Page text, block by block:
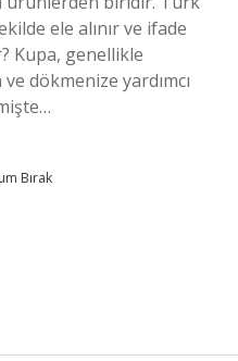
ele alınır ve ifade
Kupa, genellikle
dökmenize yardımcı
Bırak